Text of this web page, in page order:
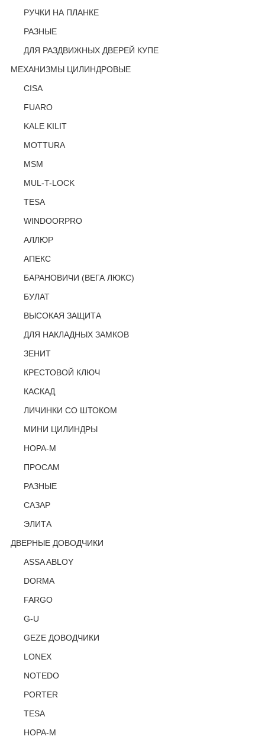
РУЧКИ НА ПЛАНКЕ
РАЗНЫЕ
ДЛЯ РАЗДВИЖНЫХ ДВЕРЕЙ КУПЕ
МЕХАНИЗМЫ ЦИЛИНДРОВЫЕ
CISA
FUARO
KALE KILIT
MOTTURA
MSM
MUL-T-LOCK
TESA
WINDOORPRO
АЛЛЮР
АПЕКС
БАРАНОВИЧИ (ВЕГА ЛЮКС)
БУЛАТ
ВЫСОКАЯ ЗАЩИТА
ДЛЯ НАКЛАДНЫХ ЗАМКОВ
ЗЕНИТ
КРЕСТОВОЙ КЛЮЧ
КАСКАД
ЛИЧИНКИ СО ШТОКОМ
МИНИ ЦИЛИНДРЫ
НОРА-М
ПРОСАМ
РАЗНЫЕ
САЗАР
ЭЛИТА
ДВЕРНЫЕ ДОВОДЧИКИ
ASSA ABLOY
DORMA
FARGO
G-U
GEZE ДОВОДЧИКИ
LONEX
NOTEDO
PORTER
TESA
НОРА-М